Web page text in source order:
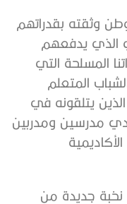
وثقته بقدراتهم
الذي يدفعهم
المسلحة التي
المتعلم
يتلقونه في
مدرسين ومدربين
نخبة جديدة من